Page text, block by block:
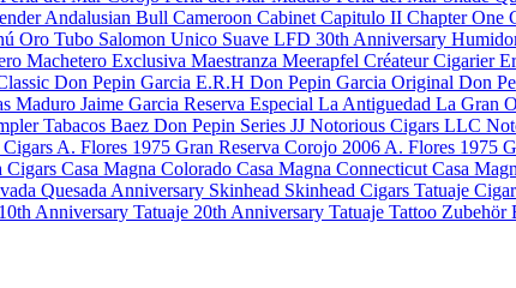
Andalusian Bull Cameroon Cabinet Capitulo II Chapter One
Oro Tubo Salomon Unico Suave LFD 30th Anniversary
Machetero Exclusiva Maestranza Meerapfel Créateur Cigarier
Don Pepin Garcia E.R.H Don Pepin Garcia Original Don
Maduro Jaime Garcia Reserva Especial La Antiguedad La Gran
Tabacos Baez Don Pepin Series JJ Notorious Cigars LLC
A. Flores 1975 Gran Reserva Corojo 2006 A. Flores 1975
Cigars Casa Magna Colorado Casa Magna Connecticut Casa
Quesada Anniversary Skinhead Skinhead Cigars Tatuaje
Anniversary Tatuaje 20th Anniversary Tatuaje Tattoo Zubehör